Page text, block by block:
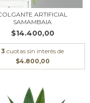
ARTIFICIAL
SAMAMBAIA
$14.400,00
3 cuotas sin interés de
$4.800,00